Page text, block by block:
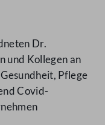
Dr.
und Kollegen an
Pflege
Covid-